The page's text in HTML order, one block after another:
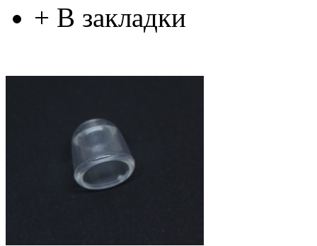
+ В закладки